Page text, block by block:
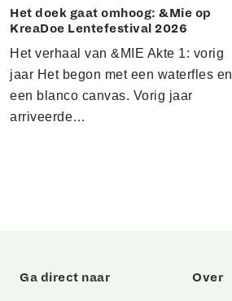
Het doek gaat omhoog: &Mie op
KreaDoe Lentefestival 2026
Het verhaal van &MIE Akte 1: vorig
jaar Het begon met een waterfles en
een blanco canvas. Vorig jaar
arriveerde…
Ga direct naar Over